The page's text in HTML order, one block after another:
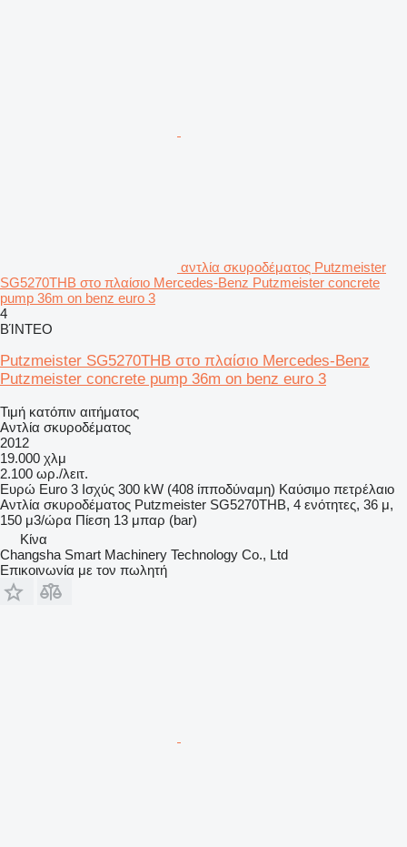
αντλία σκυροδέματος Putzmeister
SG5270THB στο πλαίσιο Mercedes-Benz Putzmeister concrete
pump 36m on benz euro 3
4
ΒΊΝΤΕΟ
Putzmeister SG5270THB στο πλαίσιο Mercedes-Benz
Putzmeister concrete pump 36m on benz euro 3
Τιμή κατόπιν αιτήματος
Αντλία σκυροδέματος
2012
19.000 χλμ
2.100 ωρ./λειτ.
Ευρώ Euro 3 Ισχύς 300 kW (408 ίπποδύναμη) Καύσιμο πετρέλαιο
Αντλία σκυροδέματος Putzmeister SG5270THB, 4 ενότητες, 36 μ,
150 μ3/ώρα Πίεση 13 μπαρ (bar)
Κίνα
Changsha Smart Machinery Technology Co., Ltd
Επικοινωνία με τον πωλητή